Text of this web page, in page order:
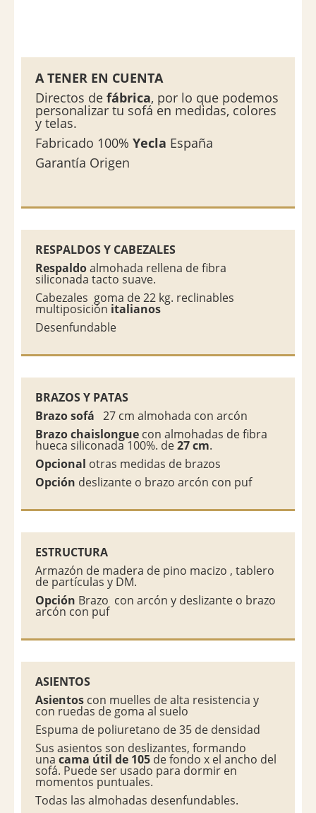
A TENER EN CUENTA
Directos defábrica, por lo que podemos
personalizar tu sofá en medidas, colores
y telas.
Fabricado 100%Yecla España
Garantía Origen
RESPALDOS Y CABEZALES
Respaldoalmohada rellena de fibra
siliconada tacto suave.
Cabezales goma de 22 kg. reclinables
multiposición italianos
Desenfundable
BRAZOS Y PATAS
Brazo sofá 27 cm almohada con arcón
Brazo chaislongue con almohadas de fibra
hueca siliconada 100%. de27 cm.
Opcional otras medidas de brazos
Opción deslizante o brazo arcón con puf
ESTRUCTURA
Armazón de madera de pino macizo , tablero
de partículas y DM.
Opción Brazo con arcón y deslizante o brazo
arcón con puf
ASIENTOS
Asientos con muelles de alta resistencia y
con ruedas de goma al suelo
Espuma de poliuretano de 35 de densidad
Sus asientos son deslizantes, formando
unacama útil de 105 de fondo x el ancho del
sofá. Puede ser usado para dormir en
momentos puntuales.
Todas las almohadas desenfundables.